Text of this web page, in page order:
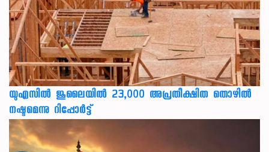
യുഎസില്‍ ജൂലൈയില്‍ 23,000 അപ്രതീക്ഷിത തൊഴില്‍
നഷ്ടമെന്നു റിപ്പോര്‍ട്ട്